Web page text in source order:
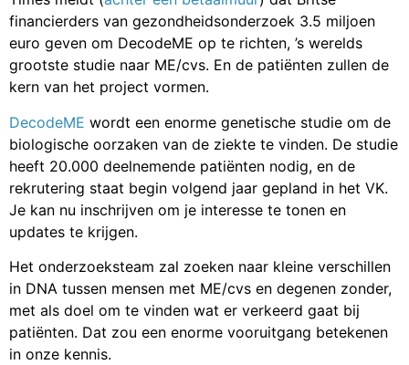
financierders van gezondheidsonderzoek 3.5 miljoen
euro geven om DecodeME op te richten, ’s werelds
grootste studie naar ME/cvs. En de patiënten zullen de
kern van het project vormen.
DecodeME wordt een enorme genetische studie om de
biologische oorzaken van de ziekte te vinden. De studie
heeft 20.000 deelnemende patiënten nodig, en de
rekrutering staat begin volgend jaar gepland in het VK.
Je kan nu inschrijven om je interesse te tonen en
updates te krijgen.
Het onderzoeksteam zal zoeken naar kleine verschillen
in DNA tussen mensen met ME/cvs en degenen zonder,
met als doel om te vinden wat er verkeerd gaat bij
patiënten. Dat zou een enorme vooruitgang betekenen
in onze kennis.